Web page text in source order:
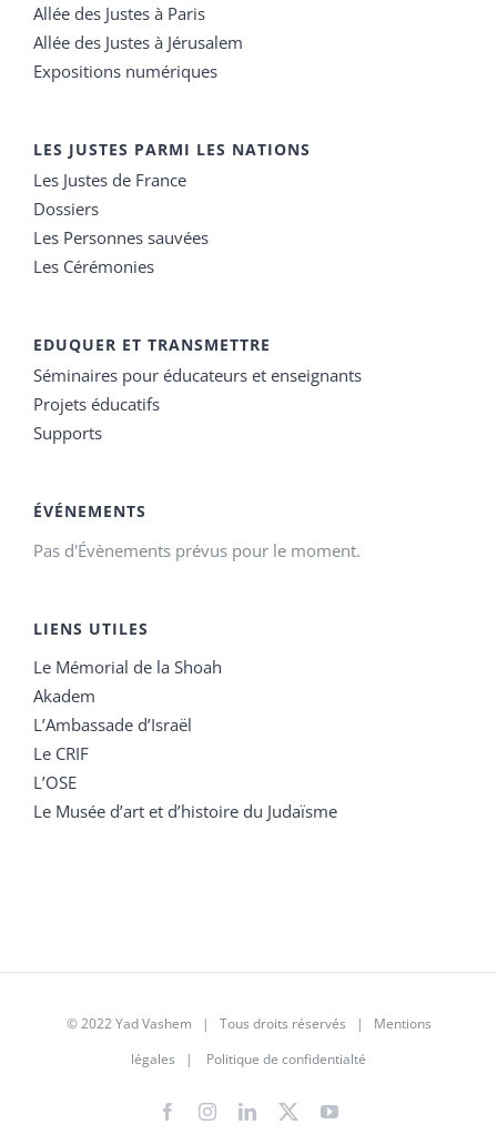
Allée des Justes à Paris
Allée des Justes à Jérusalem
Expositions numériques
LES JUSTES PARMI LES NATIONS
Les Justes de France
Dossiers
Les Personnes sauvées
Les Cérémonies
EDUQUER ET TRANSMETTRE
Séminaires pour éducateurs et enseignants
Projets éducatifs
Supports
ÉVÉNEMENTS
Pas d'Évènements prévus pour le moment.
LIENS UTILES
Le Mémorial de la Shoah
Akadem
L’Ambassade d’Israël
Le CRIF
L’OSE
Le Musée d’art et d’histoire du Judaïsme
© 2022 Yad Vashem | Tous droits réservés | Mentions
légales | Politique de confidentialté
FacebookInstagramLinkedIn
X YouTube